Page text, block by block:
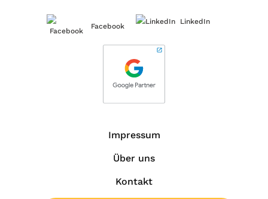
Facebook
LinkedIn
Impressum
Über uns
Kontakt